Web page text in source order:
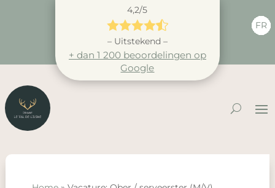
4,2/5

– Uitstekend –
+ dan 1 200 beoordelingen op
Google
FR